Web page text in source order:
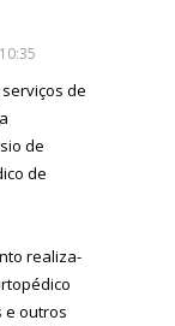
de
de
de
realiza-
e outros